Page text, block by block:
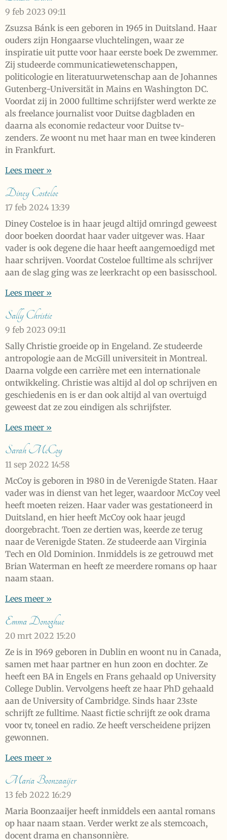
9 feb 2023 09:11
Zsuzsa Bánk is een geboren in 1965 in Duitsland. Haar
ouders zijn Hongaarse vluchtelingen, waar ze
inspiratie uit putte voor haar eerste boek De zwemmer.
Zij studeerde communicatiewetenschappen,
politicologie en literatuurwetenschap aan de Johannes
Gutenberg-Universität in Mains en Washington DC.
Voordat zij in 2000 fulltime schrijfster werd werkte ze
als freelance journalist voor Duitse dagbladen en
daarna als economie redacteur voor Duitse tv-
zenders. Ze woont nu met haar man en twee kinderen
in Frankfurt.
Lees meer »
Diney Costeloe
17 feb 2024 13:39
Diney Costeloe is in haar jeugd altijd omringd geweest
door boeken doordat haar vader uitgever was. Haar
vader is ook degene die haar heeft aangemoedigd met
haar schrijven. Voordat Costeloe fulltime als schrijver
aan de slag ging was ze leerkracht op een basisschool.
Lees meer »
Sally Christie
9 feb 2023 09:11
Sally Christie groeide op in Engeland. Ze studeerde
antropologie aan de McGill universiteit in Montreal.
Daarna volgde een carrière met een internationale
ontwikkeling. Christie was altijd al dol op schrijven en
geschiedenis en is er dan ook altijd al van overtuigd
geweest dat ze zou eindigen als schrijfster.
Lees meer »
Sarah McCoy
11 sep 2022 14:58
McCoy is geboren in 1980 in de Verenigde Staten. Haar
vader was in dienst van het leger, waardoor McCoy veel
heeft moeten reizen. Haar vader was gestationeerd in
Duitsland, en hier heeft McCoy ook haar jeugd
doorgebracht. Toen ze dertien was, keerde ze terug
naar de Verenigde Staten. Ze studeerde aan Virginia
Tech en Old Dominion. Inmiddels is ze getrouwd met
Brian Waterman en heeft ze meerdere romans op haar
naam staan.
Lees meer »
Emma Donoghue
20 mrt 2022 15:20
Ze is in 1969 geboren in Dublin en woont nu in Canada,
samen met haar partner en hun zoon en dochter. Ze
heeft een BA in Engels en Frans gehaald op University
College Dublin. Vervolgens heeft ze haar PhD gehaald
aan de University of Cambridge. Sinds haar 23ste
schrijft ze fulltime. Naast fictie schrijft ze ook drama
voor tv, toneel en radio. Ze heeft verscheidene prijzen
gewonnen.
Lees meer »
Maria Boonzaaijer
13 feb 2022 16:29
Maria Boonzaaijer heeft inmiddels een aantal romans
op haar naam staan. Verder werkt ze als stemcoach,
docent drama en chansonnière.